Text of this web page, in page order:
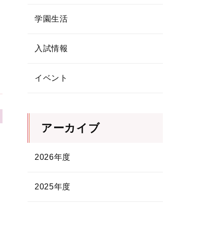
学園生活
入試情報
イベント
アーカイブ
2026年度
2025年度